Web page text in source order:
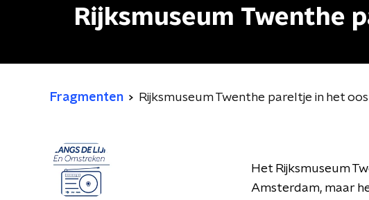
Rijksmuseum Twenthe
Fragmenten Rijksmuseum Twenthe pareltje in het
Het Rijksmuseum
Amsterdam, maar